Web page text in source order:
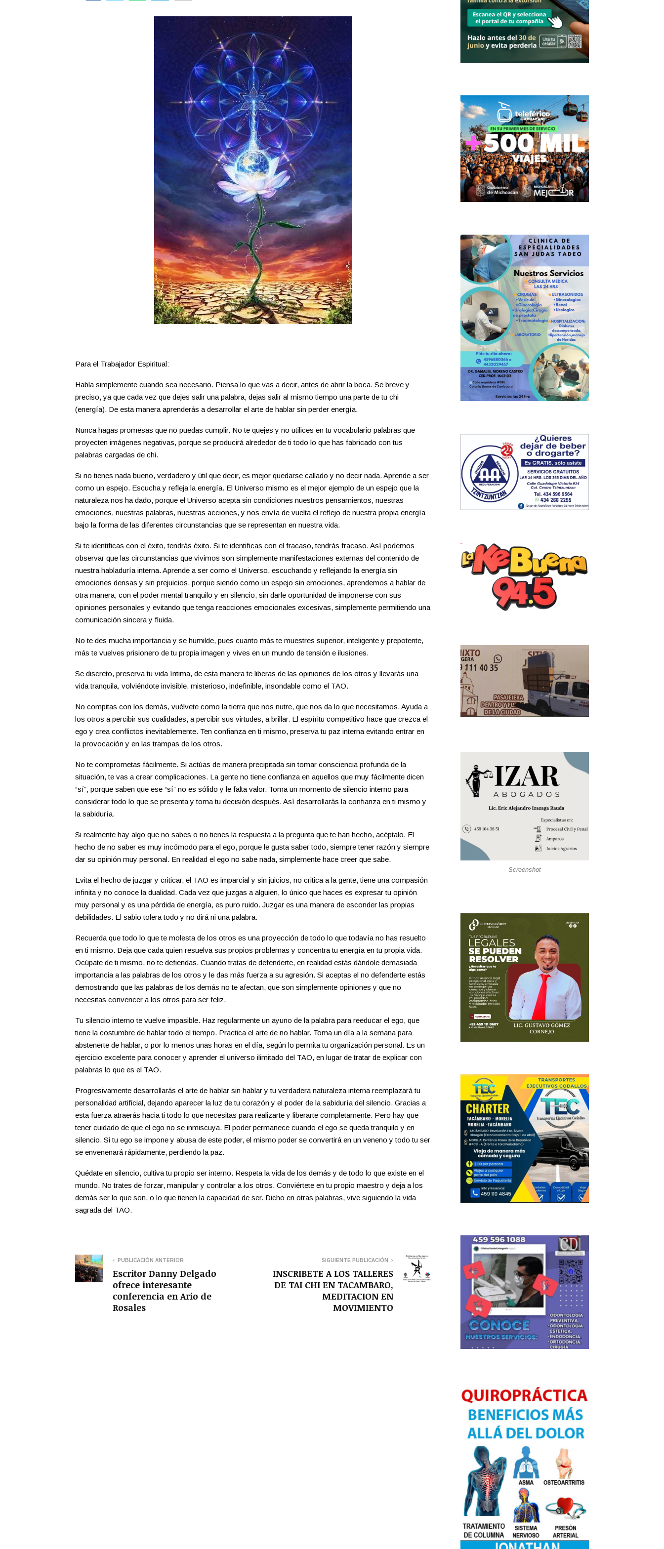
Para el Trabajador Espiritual:
Habla simplemente cuando sea necesario. Piensa lo que vas a decir, antes de abrir la boca. Se breve y
preciso, ya que cada vez que dejes salir una palabra, dejas salir al mismo tiempo una parte de tu chi
(energía). De esta manera aprenderás a desarrollar el arte de hablar sin perder energía.
Nunca hagas promesas que no puedas cumplir. No te quejes y no utilices en tu vocabulario palabras que
proyecten imágenes negativas, porque se producirá alrededor de ti todo lo que has fabricado con tus
palabras cargadas de chi.
Si no tienes nada bueno, verdadero y útil que decir, es mejor quedarse callado y no decir nada. Aprende a ser
como un espejo. Escucha y refleja la energía. El Universo mismo es el mejor ejemplo de un espejo que la
naturaleza nos ha dado, porque el Universo acepta sin condiciones nuestros pensamientos, nuestras
emociones, nuestras palabras, nuestras acciones, y nos envía de vuelta el reflejo de nuestra propia energía
bajo la forma de las diferentes circunstancias que se representan en nuestra vida.
Si te identificas con el éxito, tendrás éxito. Si te identificas con el fracaso, tendrás fracaso. Así podemos
observar que las circunstancias que vivimos son simplemente manifestaciones externas del contenido de
nuestra habladuría interna. Aprende a ser como el Universo, escuchando y reflejando la energía sin
emociones densas y sin prejuicios, porque siendo como un espejo sin emociones, aprendemos a hablar de
otra manera, con el poder mental tranquilo y en silencio, sin darle oportunidad de imponerse con sus
opiniones personales y evitando que tenga reacciones emocionales excesivas, simplemente permitiendo una
comunicación sincera y fluida.
No te des mucha importancia y se humilde, pues cuanto más te muestres superior, inteligente y prepotente,
más te vuelves prisionero de tu propia imagen y vives en un mundo de tensión e ilusiones.
Se discreto, preserva tu vida íntima, de esta manera te liberas de las opiniones de los otros y llevarás una
vida tranquila, volviéndote invisible, misterioso, indefinible, insondable como el TAO.
No compitas con los demás, vuélvete como la tierra que nos nutre, que nos da lo que necesitamos. Ayuda a
los otros a percibir sus cualidades, a percibir sus virtudes, a brillar. El espíritu competitivo hace que crezca el
ego y crea conflictos inevitablemente. Ten confianza en ti mismo, preserva tu paz interna evitando entrar en
la provocación y en las trampas de los otros.
No te comprometas fácilmente. Si actúas de manera precipitada sin tomar consciencia profunda de la
situación, te vas a crear complicaciones. La gente no tiene confianza en aquellos que muy fácilmente dicen
“sí”, porque saben que ese “sí” no es sólido y le falta valor. Toma un momento de silencio interno para
considerar todo lo que se presenta y toma tu decisión después. Así desarrollarás la confianza en ti mismo y
la sabiduría.
Si realmente hay algo que no sabes o no tienes la respuesta a la pregunta que te han hecho, acéptalo. El
hecho de no saber es muy incómodo para el ego, porque le gusta saber todo, siempre tener razón y siempre
dar su opinión muy personal. En realidad el ego no sabe nada, simplemente hace creer que sabe.
Evita el hecho de juzgar y criticar, el TAO es imparcial y sin juicios, no critica a la gente, tiene una compasión
infinita y no conoce la dualidad. Cada vez que juzgas a alguien, lo único que haces es expresar tu opinión
muy personal y es una pérdida de energía, es puro ruido. Juzgar es una manera de esconder las propias
debilidades. El sabio tolera todo y no dirá ni una palabra.
Recuerda que todo lo que te molesta de los otros es una proyección de todo lo que todavía no has resuelto
en ti mismo. Deja que cada quien resuelva sus propios problemas y concentra tu energía en tu propia vida.
Ocúpate de ti mismo, no te defiendas. Cuando tratas de defenderte, en realidad estás dándole demasiada
importancia a las palabras de los otros y le das más fuerza a su agresión. Si aceptas el no defenderte estás
demostrando que las palabras de los demás no te afectan, que son simplemente opiniones y que no
necesitas convencer a los otros para ser feliz.
Tu silencio interno te vuelve impasible. Haz regularmente un ayuno de la palabra para reeducar el ego, que
tiene la costumbre de hablar todo el tiempo. Practica el arte de no hablar. Toma un día a la semana para
abstenerte de hablar, o por lo menos unas horas en el día, según lo permita tu organización personal. Es un
ejercicio excelente para conocer y aprender el universo ilimitado del TAO, en lugar de tratar de explicar con
palabras lo que es el TAO.
Progresivamente desarrollarás el arte de hablar sin hablar y tu verdadera naturaleza interna reemplazará tu
personalidad artificial, dejando aparecer la luz de tu corazón y el poder de la sabiduría del silencio. Gracias a
esta fuerza atraerás hacia ti todo lo que necesitas para realizarte y liberarte completamente. Pero hay que
tener cuidado de que el ego no se inmiscuya. El poder permanece cuando el ego se queda tranquilo y en
silencio. Si tu ego se impone y abusa de este poder, el mismo poder se convertirá en un veneno y todo tu ser
se envenenará rápidamente, perdiendo la paz.
Quédate en silencio, cultiva tu propio ser interno. Respeta la vida de los demás y de todo lo que existe en el
mundo. No trates de forzar, manipular y controlar a los otros. Conviértete en tu propio maestro y deja a los
demás ser lo que son, o lo que tienen la capacidad de ser. Dicho en otras palabras, vive siguiendo la vida
sagrada del TAO.
PUBLICACIÓN ANTERIOR
Escritor Danny Delgado
ofrece interesante
conferencia en Ario de
Rosales
SIGUIENTE PUBLICACIÓN
INSCRIBETE A LOS TALLERES
DE TAI CHI EN TACAMBARO,
MEDITACION EN
MOVIMIENTO
Screenshot